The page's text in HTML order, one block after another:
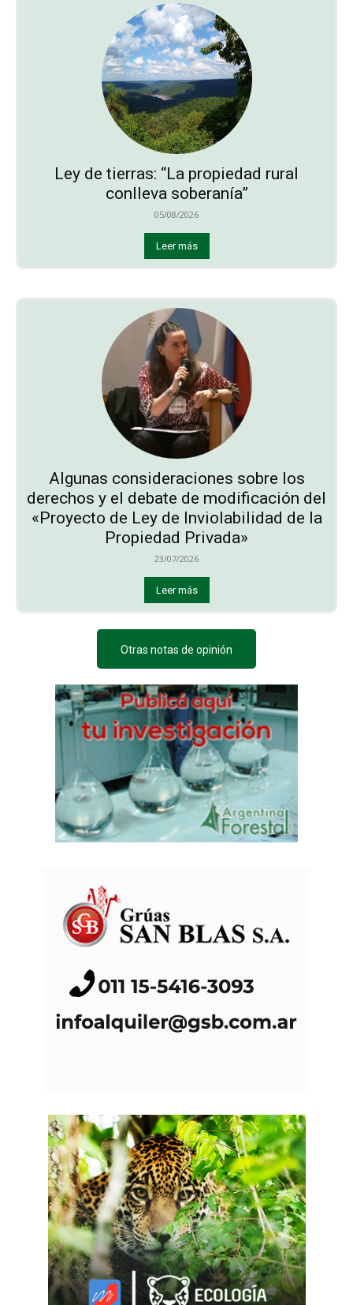
Ley de tierras: “La propiedad rural
conlleva soberanía”
05/08/2026
Leer más
Algunas consideraciones sobre los
derechos y el debate de modificación del
«Proyecto de Ley de Inviolabilidad de la
Propiedad Privada»
23/07/2026
Leer más
Otras notas de opinión